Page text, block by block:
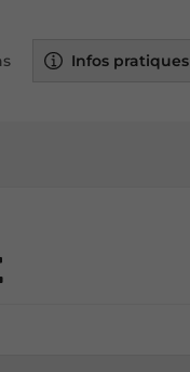
Infos pratiques